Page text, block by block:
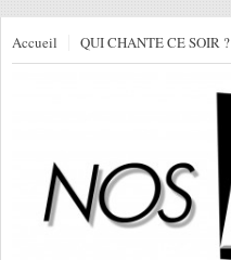
Accueil QUI CHANTE CE SOIR ?